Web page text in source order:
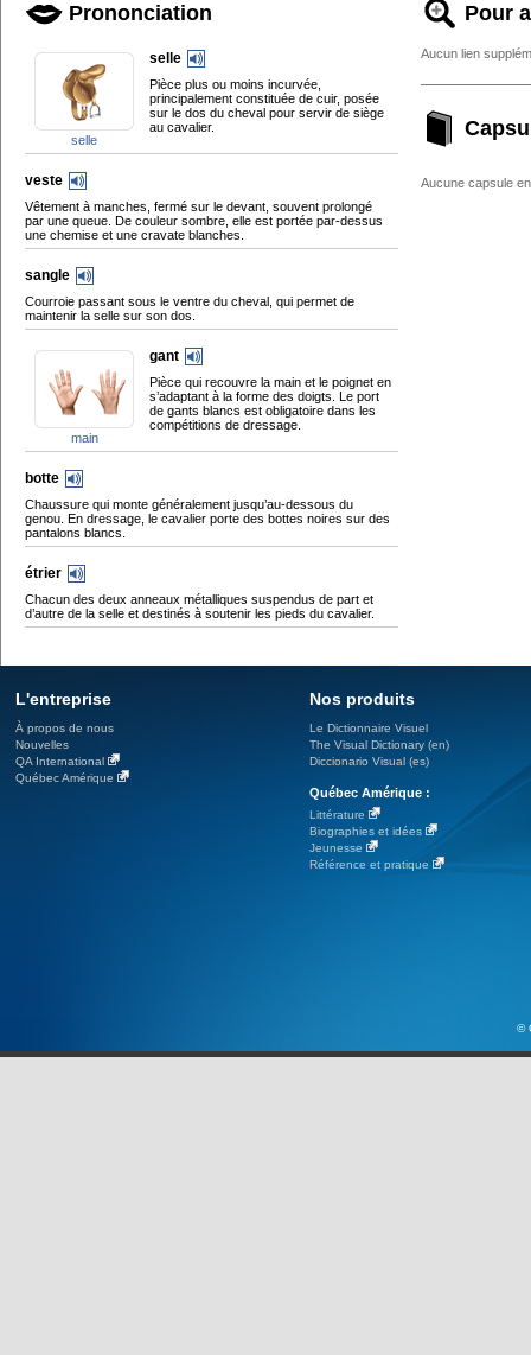
Prononciation
selle
selle
Pièce plus ou moins incurvée,
principalement constituée de cuir, posée
sur le dos du cheval pour servir de siège
au cavalier.
veste
Vêtement à manches, fermé sur le devant, souvent prolongé
par une queue. De couleur sombre, elle est portée par-dessus
une chemise et une cravate blanches.
sangle
Courroie passant sous le ventre du cheval, qui permet de
maintenir la selle sur son dos.
main
gant
Pièce qui recouvre la main et le poignet en
s’adaptant à la forme des doigts. Le port
de gants blancs est obligatoire dans les
compétitions de dressage.
botte
Chaussure qui monte généralement jusqu’au-dessous du
genou. En dressage, le cavalier porte des bottes noires sur des
pantalons blancs.
étrier
Chacun des deux anneaux métalliques suspendus de part et
d’autre de la selle et destinés à soutenir les pieds du cavalier.
Pour
Aucun lien
Aucune capsule
L'entreprise
À propos de nous
Nouvelles
QA International
Québec Amérique
Nos produits
Le Dictionnaire Visuel
The Visual Dictionary (en)
Diccionario Visual (es)
Québec Amérique :
Littérature
Biographies et idées
Jeunesse
Référence et pratique
©